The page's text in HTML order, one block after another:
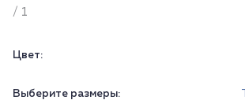
/ 1
Цвет:
Выберите размеры: